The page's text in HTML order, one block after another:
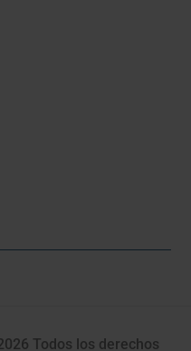
Todos los derechos